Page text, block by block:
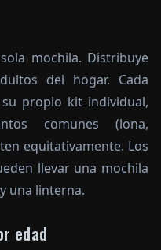
mochila. Distribuye
del hogar. Cada
propio kit individual,
comunes (lona,
equitativamente. Los
llevar una mochila
una linterna.
edad